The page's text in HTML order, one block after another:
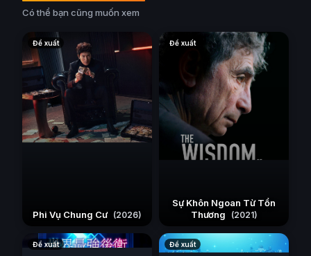
Có thể bạn cũng muốn xem
Đề xuất
Phi Vụ Chung Cư (2026)
Đề xuất
Sự Khôn Ngoan Từ Tổn
Thương
(2021)
Đề xuất Đề xuất